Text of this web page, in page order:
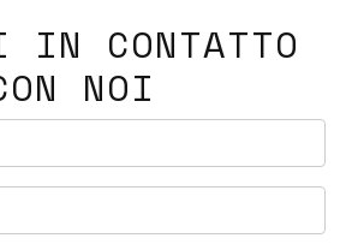
IN CONTATTO
NOI